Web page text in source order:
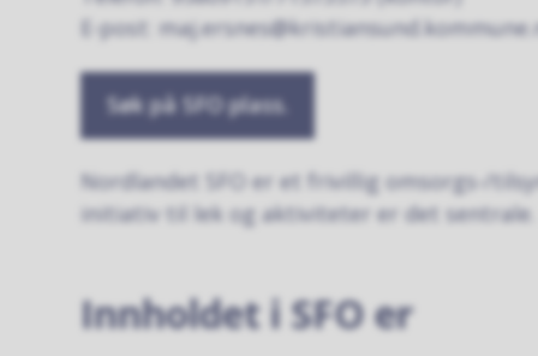
E-post:
Søk på SFO plass.
Nordlandet SFO er et frivillig omsorgs-/
initiativ til lek og aktiviteter er det sentrale.
Innholdet i SFO er